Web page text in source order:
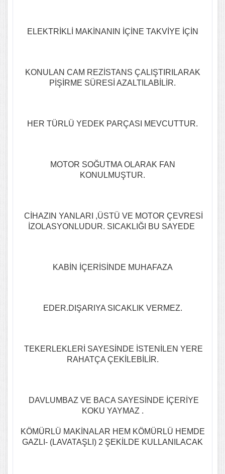
ELEKTRİKLİ MAKİNANIN İÇİNE TAKVİYE İÇİN
KONULAN CAM REZİSTANS ÇALIŞTIRILARAK
PİŞİRME SÜRESİ AZALTILABİLİR.
HER TÜRLÜ YEDEK PARÇASI MEVCUTTUR.
MOTOR SOĞUTMA OLARAK FAN
KONULMUŞTUR.
CİHAZIN YANLARI ,ÜSTÜ VE MOTOR ÇEVRESİ
İZOLASYONLUDUR. SICAKLIĞI BU SAYEDE
KABİN İÇERİSİNDE MUHAFAZA
EDER.DIŞARIYA SICAKLIK VERMEZ.
TEKERLEKLERİ SAYESİNDE İSTENİLEN YERE
RAHATÇA ÇEKİLEBİLİR.
DAVLUMBAZ VE BACA SAYESİNDE İÇERİYE
KOKU YAYMAZ .
KÖMÜRLÜ MAKİNALAR HEM KÖMÜRLÜ HEMDE
GAZLI- (LAVATAŞLI) 2 ŞEKİLDE KULLANILACAK